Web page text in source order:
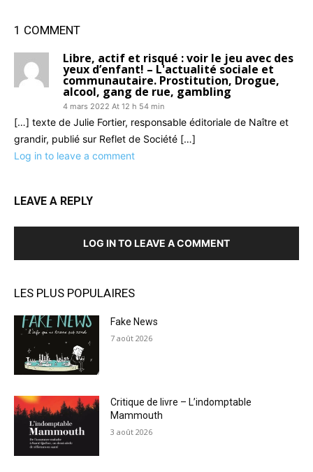
1 COMMENT
Libre, actif et risqué : voir le jeu avec des
yeux d’enfant! – L'actualité sociale et
communautaire. Prostitution, Drogue,
alcool, gang de rue, gambling
4 mars 2022 At 12 h 54 min
[…] texte de Julie Fortier, responsable éditoriale de Naître et
grandir, publié sur Reflet de Société […]
Log in to leave a comment
LEAVE A REPLY
LOG IN TO LEAVE A COMMENT
LES PLUS POPULAIRES
Fake News
7 août 2026
Critique de livre – L’indomptable
Mammouth
3 août 2026